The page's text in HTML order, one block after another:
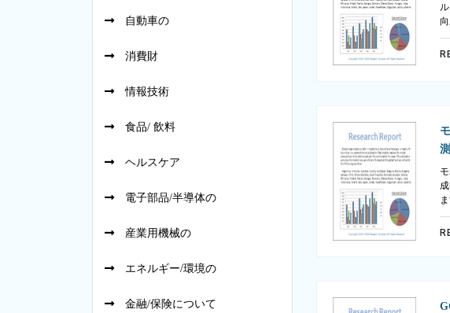
自動車の
消費財
情報技術
食品/ 飲料
ヘルスケア
電子部品/半導体の
産業用機械の
エネルギー/環境の
金融/保険について
ま